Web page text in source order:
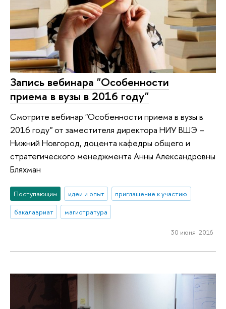
Запись вебинара "Особенности
приема в вузы в 2016 году"
Смотрите вебинар "Особенности приема в вузы в
2016 году" от заместителя директора НИУ ВШЭ –
Нижний Новгород, доцента кафедры общего и
стратегического менеджмента Анны Александровны
Бляхман
Поступающим идеи и опыт
приглашение к участию
бакалавриат
магистратура
30 июня 2016